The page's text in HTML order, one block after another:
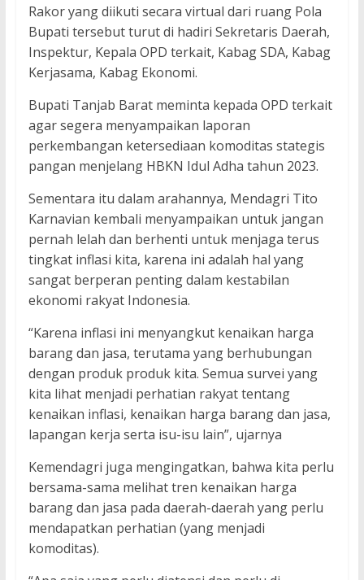
Rakor yang diikuti secara virtual dari ruang Pola
Bupati tersebut turut di hadiri Sekretaris Daerah,
Inspektur, Kepala OPD terkait, Kabag SDA, Kabag
Kerjasama, Kabag Ekonomi.
Bupati Tanjab Barat meminta kepada OPD terkait
agar segera menyampaikan laporan
perkembangan ketersediaan komoditas stategis
pangan menjelang HBKN Idul Adha tahun 2023.
Sementara itu dalam arahannya, Mendagri Tito
Karnavian kembali menyampaikan untuk jangan
pernah lelah dan berhenti untuk menjaga terus
tingkat inflasi kita, karena ini adalah hal yang
sangat berperan penting dalam kestabilan
ekonomi rakyat Indonesia.
“Karena inflasi ini menyangkut kenaikan harga
barang dan jasa, terutama yang berhubungan
dengan produk produk kita. Semua survei yang
kita lihat menjadi perhatian rakyat tentang
kenaikan inflasi, kenaikan harga barang dan jasa,
lapangan kerja serta isu-isu lain”, ujarnya
Kemendagri juga mengingatkan, bahwa kita perlu
bersama-sama melihat tren kenaikan harga
barang dan jasa pada daerah-daerah yang perlu
mendapatkan perhatian (yang menjadi
komoditas).